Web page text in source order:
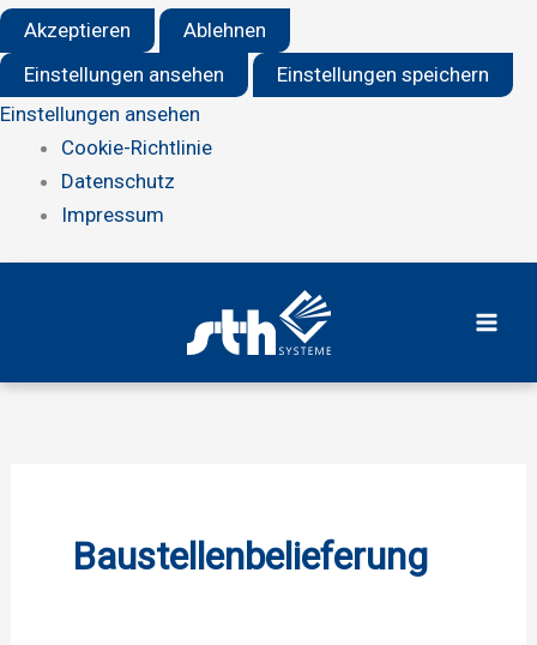
Akzeptieren
Ablehnen
Einstellungen ansehen
Einstellungen speichern
Einstellungen ansehen
Cookie-Richtlinie
Datenschutz
Impressum
Baustellenbelieferung